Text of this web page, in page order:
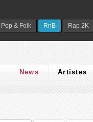
Pop & Folk RnB Rap 2K
News Artistes